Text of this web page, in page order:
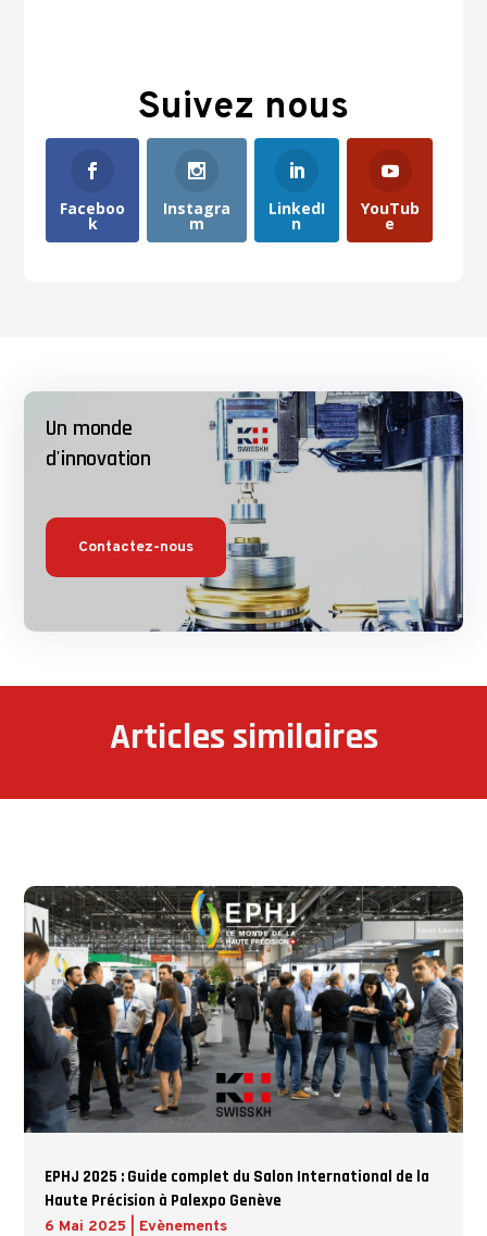
Suivez nous
Faceboo
k
Instagra
m
LinkedI
n
YouTub
e
Un monde
d'innovation
Contactez-nous
Articles similaires
EPHJ 2025 : Guide complet du Salon International de la
Haute Précision à Palexpo Genève
6 Mai 2025 Evènements